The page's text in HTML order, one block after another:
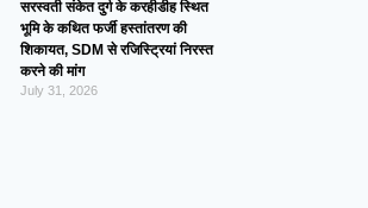
सरस्वती संकेत दुर्ग के करहीडीह स्थित
भूमि के कथित फर्जी हस्तांतरण की
शिकायत, SDM से रजिस्ट्रियां निरस्त
करने की मांग
July 31, 2026